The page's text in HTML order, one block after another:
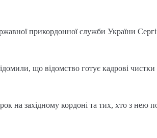
прикордонної служби України
що відомство готує кадрові
на західному кордоні та тих, хто з нею